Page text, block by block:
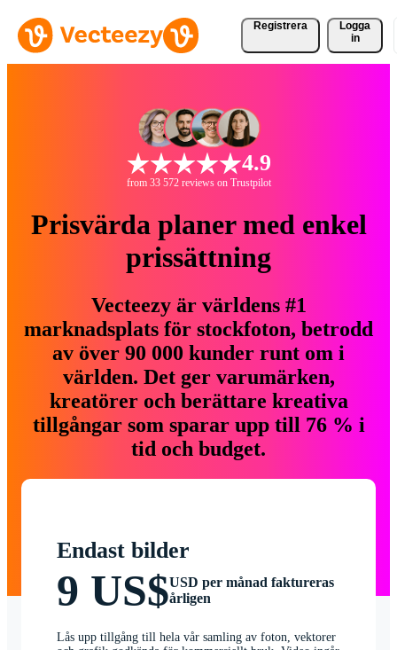
Registrera
Logga
in
4.9
from 33 572 reviews on Trustpilot
Prisvärda planer med enkel
prissättning
Vecteezy är världens #1
marknadsplats för stockfoton, betrodd
av över 90 000 kunder runt om i
världen. Det ger varumärken,
kreatörer och berättare kreativa
tillgångar som sparar upp till 76 % i
tid och budget.
Endast bilder
9 US$USD per månad faktureras
årligen
Lås upp tillgång till hela vår samling av foton, vektorer